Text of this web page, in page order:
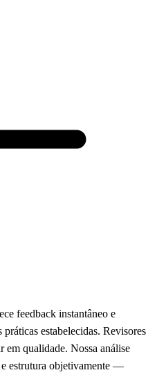
feedback instantâneo e
estabelecidas. Revisores
em qualidade. Nossa análise
estrutura objetivamente —